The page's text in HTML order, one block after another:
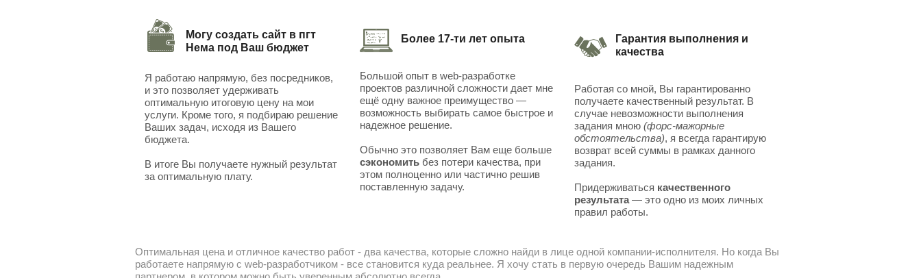
Могу создать сайт в пгт
Нема под Ваш бюджет
Я работаю напрямую, без посредников,
и это позволяет удерживать
оптимальную итоговую цену на мои
услуги. Кроме того, я подбираю решение
Ваших задач, исходя из Вашего
бюджета.
В итоге Вы получаете нужный результат
за оптимальную плату.
Более 17-ти лет опыта
Большой опыт в web-разработке
проектов различной сложности дает мне
ещё одну важное преимущество —
возможность выбирать самое быстрое и
надежное решение.
Обычно это позволяет Вам еще больше
сэкономитьбез потери качества, при
этом полноценно или частично решив
поставленную задачу.
Гарантия выполнения и
качества
Работая со мной, Вы гарантированно
получаете качественный результат. В
случае невозможности выполнения
задания мною(форс-мажорные
обстоятельства), я всегда гарантирую
возврат всей суммы в рамках данного
задания.
Придерживаться качественного
результата— это одно из моих личных
правил работы.
Оптимальная цена и отличное качество работ - два качества, которые сложно найди в лице одной компании-исполнителя. Но когда Вы
работаете напрямую с web-разработчиком - все становится куда реальнее. Я хочу стать в первую очередь Вашим надежным